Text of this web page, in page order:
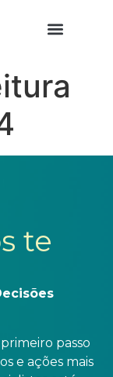
te
passo
e ações mais